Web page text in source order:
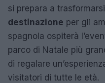
si prepara a
destinazione per gli
spagnola ospiterà
parco di Natale più
di regalare
visitatori di tutte le età.